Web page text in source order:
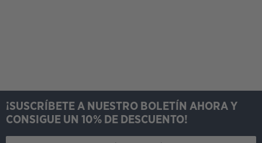
¡SUSCRÍBETE A NUESTRO BOLETÍN AHORA Y
CONSIGUE UN 10% DE DESCUENTO!